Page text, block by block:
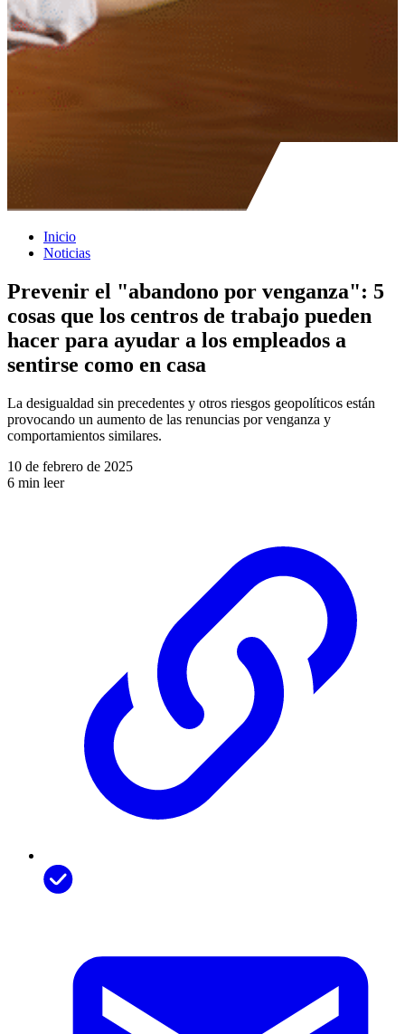
Inicio
Noticias
Prevenir el "abandono por venganza": 5
cosas que los centros de trabajo pueden
hacer para ayudar a los empleados a
sentirse como en casa
La desigualdad sin precedentes y otros riesgos geopolíticos están
provocando un aumento de las renuncias por venganza y
comportamientos similares.
10 de febrero de 2025
6 min leer